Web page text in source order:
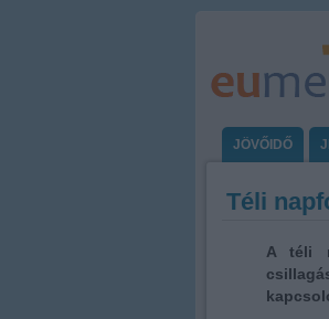
JÖVŐIDŐ
Téli
A téli